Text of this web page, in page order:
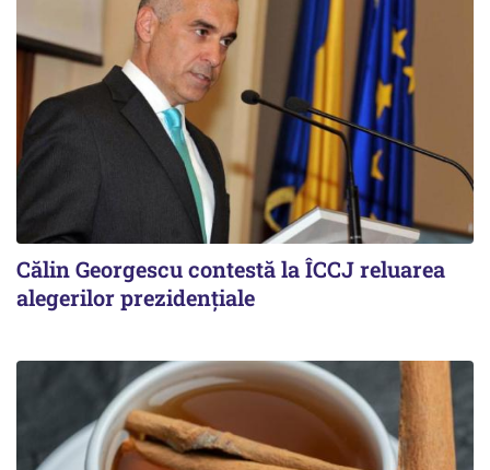
Călin Georgescu contestă la ÎCCJ reluarea
alegerilor prezidențiale